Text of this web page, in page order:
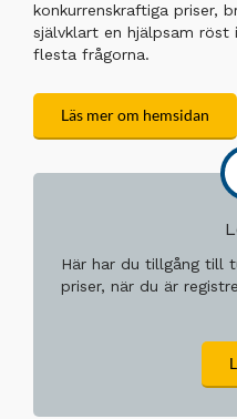
konkurrenskraftiga priser,
självklart en hjälpsam
flesta frågorna.
Läs mer om hemsidan
Här har du tillgång till
priser, när du är